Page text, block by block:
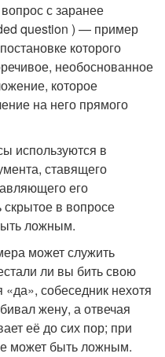
с заранее
question ) — пример
которого
необоснованное
которое
на него прямого
используются в
ставящего
его
скрытое в вопросе
ложным.
может служить
ли вы бить свою
собеседник нехотя
жену, а отвечая
её до сих пор; при
может быть ложным.